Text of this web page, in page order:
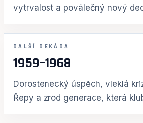
vytrvalost a poválečný nový
DALŠÍ DEKÁDA
1959–1968
Dorostenecký úspěch, vleklá
Řepy a zrod generace, která